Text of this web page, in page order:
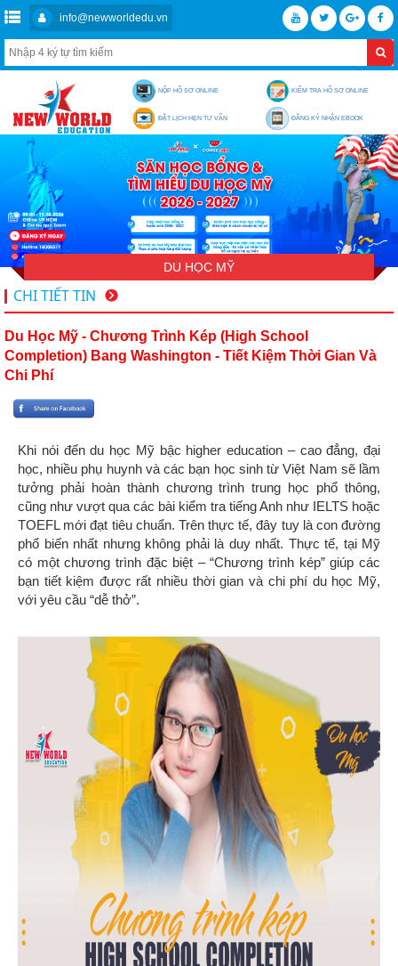
info@newworldedu.vn
NỘP HỒ SƠ ONLINE KIỂM TRA HỒ SƠ ONLINE
ĐẶT LỊCH HẸN TƯ VẤN ĐĂNG KÝ NHẬN EBOOK
DU HỌC MỸ
CHI TIẾT TIN
Du Học Mỹ - Chương Trình Kép (High School
Completion) Bang Washington - Tiết Kiệm Thời Gian Và
Chi Phí
Khi nói đến du học Mỹ bậc higher education – cao đẳng, đại
học, nhiều phụ huynh và các bạn học sinh từ Việt Nam sẽ lầm
tưởng phải hoàn thành chương trình trung học phổ thông,
cũng như vượt qua các bài kiểm tra tiếng Anh như IELTS hoặc
TOEFL mới đạt tiêu chuẩn. Trên thực tế, đây tuy là con đường
phổ biến nhất nhưng không phải là duy nhất. Thực tế, tại Mỹ
có một chương trình đặc biệt – “Chương trình kép” giúp các
bạn tiết kiệm được rất nhiều thời gian và chi phí du học Mỹ,
với yêu cầu “dễ thở”.